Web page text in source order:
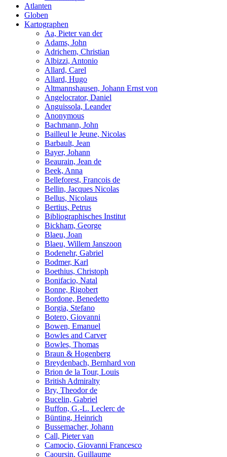
Atlanten
Globen
Kartographen
Aa, Pieter van der
Adams, John
Adrichem, Christian
Albizzi, Antonio
Allard, Carel
Allard, Hugo
Altmannshausen, Johann Ernst von
Angelocrator, Daniel
Anguissola, Leander
Anonymous
Bachmann, John
Bailleul le Jeune, Nicolas
Barbault, Jean
Bayer, Johann
Beaurain, Jean de
Beek, Anna
Belleforest, Francois de
Bellin, Jacques Nicolas
Bellus, Nicolaus
Bertius, Petrus
Bibliographisches Institut
Bickham, George
Blaeu, Joan
Blaeu, Willem Janszoon
Bodenehr, Gabriel
Bodmer, Karl
Boethius, Christoph
Bonifacio, Natal
Bonne, Rigobert
Bordone, Benedetto
Borgia, Stefano
Botero, Giovanni
Bowen, Emanuel
Bowles and Carver
Bowles, Thomas
Braun & Hogenberg
Breydenbach, Bernhard von
Brion de la Tour, Louis
British Admiralty
Bry, Theodor de
Bucelin, Gabriel
Buffon, G.-L. Leclerc de
Bünting, Heinrich
Bussemacher, Johann
Call, Pieter van
Camocio, Giovanni Francesco
Caoursin, Guillaume